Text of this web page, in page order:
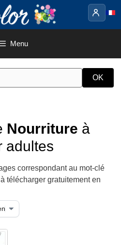
Menu
Nourriture à
adultes
correspondant au mot-clé
télécharger gratuitement en